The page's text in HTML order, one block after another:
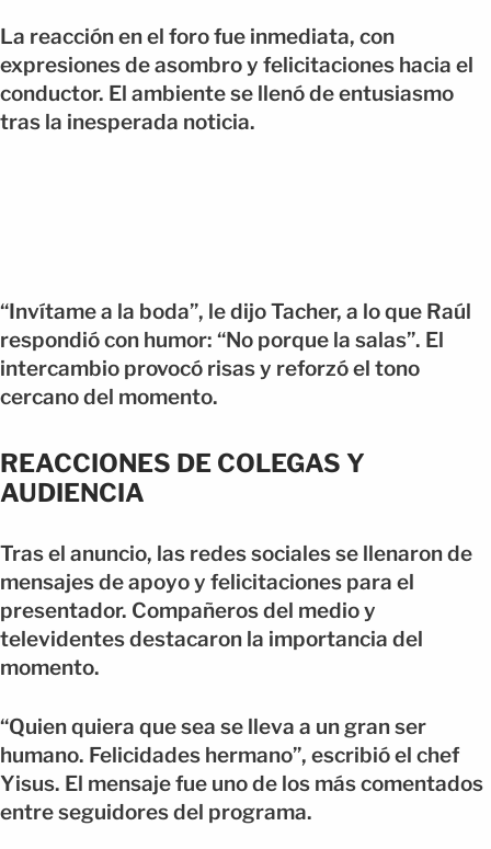
La reacción en el foro fue inmediata, con
expresiones de asombro y felicitaciones hacia el
conductor. El ambiente se llenó de entusiasmo
tras la inesperada noticia.
“Invítame a la boda”, le dijo Tacher, a lo que Raúl
respondió con humor: “No porque la salas”. El
intercambio provocó risas y reforzó el tono
cercano del momento.
REACCIONES DE COLEGAS Y
AUDIENCIA
Tras el anuncio, las redes sociales se llenaron de
mensajes de apoyo y felicitaciones para el
presentador. Compañeros del medio y
televidentes destacaron la importancia del
momento.
“Quien quiera que sea se lleva a un gran ser
humano. Felicidades hermano”, escribió el chef
Yisus. El mensaje fue uno de los más comentados
entre seguidores del programa.